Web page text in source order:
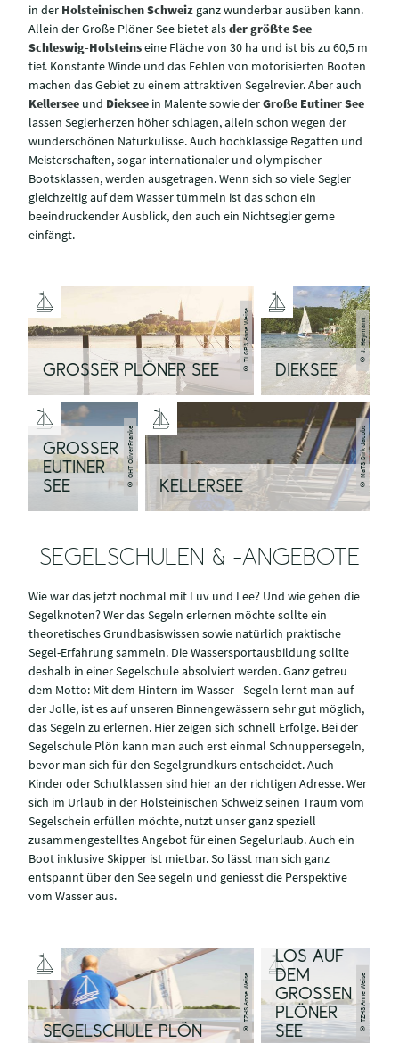
in der Holsteinischen Schweiz ganz wunderbar ausüben kann.
Allein der Große Plöner See bietet alsder größte See
Schleswig-Holsteinseine Fläche von 30 ha und ist bis zu 60,5 m
tief. Konstante Winde und das Fehlen von motorisierten Booten
machen das Gebiet zu einem attraktiven Segelrevier. Aber auch
Kellersee und Dieksee in Malente sowie derGroße Eutiner See
lassen Seglerherzen höher schlagen, allein schon wegen der
wunderschönen Naturkulisse. Auch hochklassige Regatten und
Meisterschaften, sogar internationaler und olympischer
Bootsklassen, werden ausgetragen. Wenn sich so viele Segler
gleichzeitig auf dem Wasser tümmeln ist das schon ein
beeindruckender Ausblick, den auch ein Nichtsegler gerne
einfängt.
GROSSER PLÖNER SEE © TI GPS Anne Weise DIEKSEE
© J. Heymann
GROSSER E
UTINER S
EE
© OHT OliverFranke KELLERSEE © MaTS Dirk Jacobs
SEGELSCHULEN & -ANGEBOTE
Wie war das jetzt nochmal mit Luv und Lee? Und wie gehen die
Segelknoten? Wer das Segeln erlernen möchte sollte ein
theoretisches Grundbasiswissen sowie natürlich praktische
Segel-Erfahrung sammeln. Die Wassersportausbildung sollte
deshalb in einer Segelschule absolviert werden. Ganz getreu
dem Motto: Mit dem Hintern im Wasser - Segeln lernt man auf
der Jolle, ist es auf unseren Binnengewässern sehr gut möglich,
das Segeln zu erlernen. Hier zeigen sich schnell Erfolge. Bei der
Segelschule Plön kann man auch erst einmal Schnuppersegeln,
bevor man sich für den Segelgrundkurs entscheidet. Auch
Kinder oder Schulklassen sind hier an der richtigen Adresse. Wer
sich im Urlaub in der Holsteinischen Schweiz seinen Traum vom
Segelschein erfüllen möchte, nutzt unser ganz speziell
zusammengestelltes Angebot für einen Segelurlaub. Auch ein
Boot inklusive Skipper ist mietbar. So lässt man sich ganz
entspannt über den See segeln und geniesst die Perspektive
vom Wasser aus.
SEGELSCHULE PLÖN
© TZHS Anne Weise
LOS AUF
DEM
GROSSEN P
LÖNER S
EE
© TZHS Anne Weise